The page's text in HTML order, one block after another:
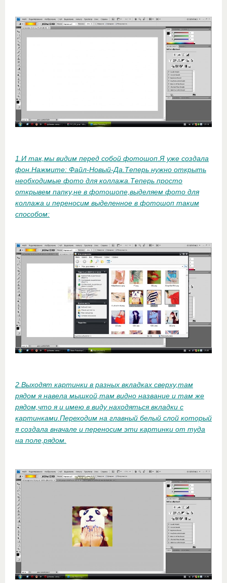
1.И так,мы видим перед собой фотошоп.Я уже создала
фон.Нажмите: Файл-Новый-Да.Теперь нужно открыть
необходимые фото для коллажа.Теперь просто
открывем папку,не в фотошопе,выделяем фото для
коллажа и переносим выделенное в фотошоп таким
способом:
2.Выходят картинки в разных вкладках сверху,там
рядом я навела мышкой,там видно название и там же
рядом,что я и имею в виду находяться вкладки с
картинками.Переходим на главный белый слой который
я создала вначале и переносим эти картинки от туда
на поле,рядом.